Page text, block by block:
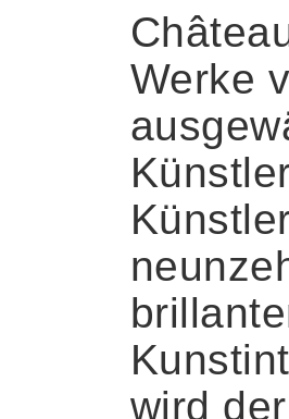
Werke
wird